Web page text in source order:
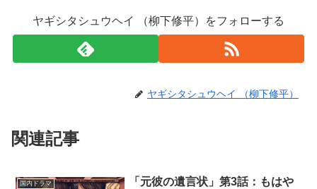
ヤギシタシュウヘイ （柳下修平）をフォローする
ヤギシタシュウヘイ （柳下修平）
関連記事
国内ドラマ
「元彼の遺言状」第3話：もはや